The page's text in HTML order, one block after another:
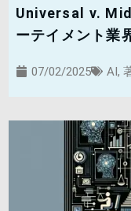
Universal v.
ーテイメント業
07/02/2025 AI,